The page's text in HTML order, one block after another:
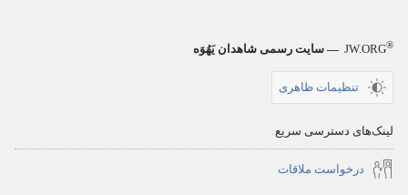
JW.ORG® — سایت رسمی شاهدان یَهُوَه
تنظیمات ظاهری
لینک‌های دسترسی سریع
درخواست ملاقات